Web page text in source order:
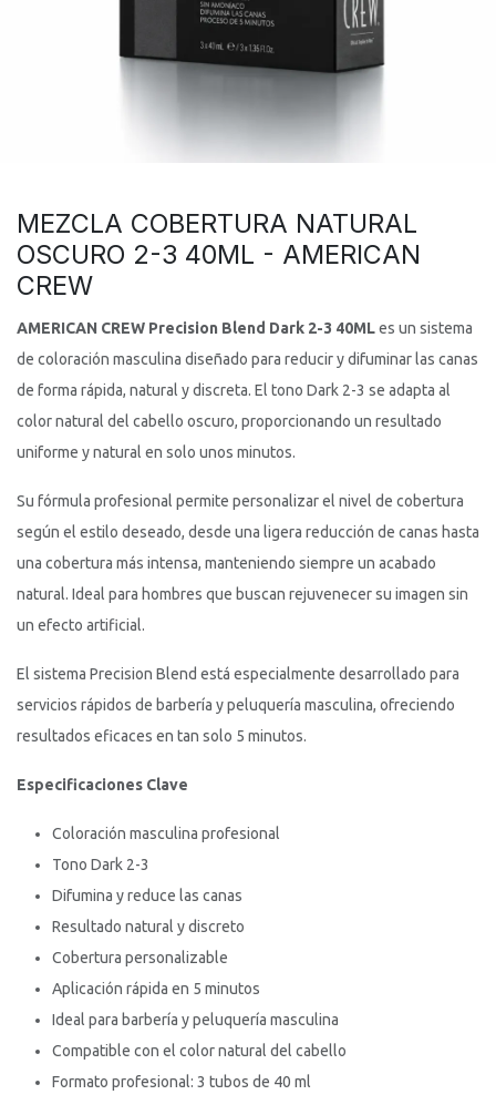
MEZCLA COBERTURA NATURAL
OSCURO 2-3 40ML - AMERICAN
CREW
AMERICAN CREW Precision Blend Dark 2-3 40MLes un sistema
de coloración masculina diseñado para reducir y difuminar las canas
de forma rápida, natural y discreta. El tono Dark 2-3 se adapta al
color natural del cabello oscuro, proporcionando un resultado
uniforme y natural en solo unos minutos.
Su fórmula profesional permite personalizar el nivel de cobertura
según el estilo deseado, desde una ligera reducción de canas hasta
una cobertura más intensa, manteniendo siempre un acabado
natural. Ideal para hombres que buscan rejuvenecer su imagen sin
un efecto artificial.
El sistema Precision Blend está especialmente desarrollado para
servicios rápidos de barbería y peluquería masculina, ofreciendo
resultados eficaces en tan solo 5 minutos.
Especificaciones Clave
Coloración masculina profesional
Tono Dark 2-3
Difumina y reduce las canas
Resultado natural y discreto
Cobertura personalizable
Aplicación rápida en 5 minutos
Ideal para barbería y peluquería masculina
Compatible con el color natural del cabello
Formato profesional: 3 tubos de 40 ml